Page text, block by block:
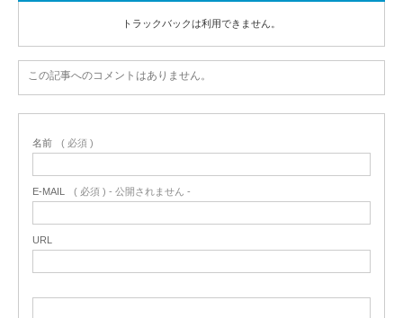
トラックバックは利用できません。
この記事へのコメントはありません。
名前 ( 必須 )
E-MAIL ( 必須 ) - 公開されません -
URL